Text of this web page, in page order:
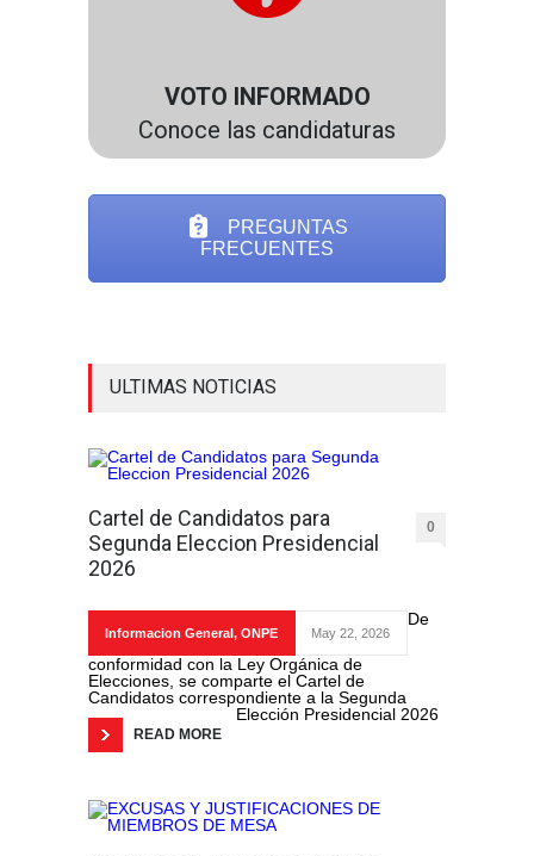
VOTO INFORMADO
Conoce las candidaturas
PREGUNTAS
FRECUENTES
ULTIMAS NOTICIAS
Cartel de Candidatos para
Segunda Eleccion Presidencial
2026
0
Informacion General , ONPE May 22, 2026
De
conformidad con la Ley Orgánica de
Elecciones, se comparte el Cartel de
Candidatos correspondiente a la Segunda
Elección Presidencial 2026
READ MORE